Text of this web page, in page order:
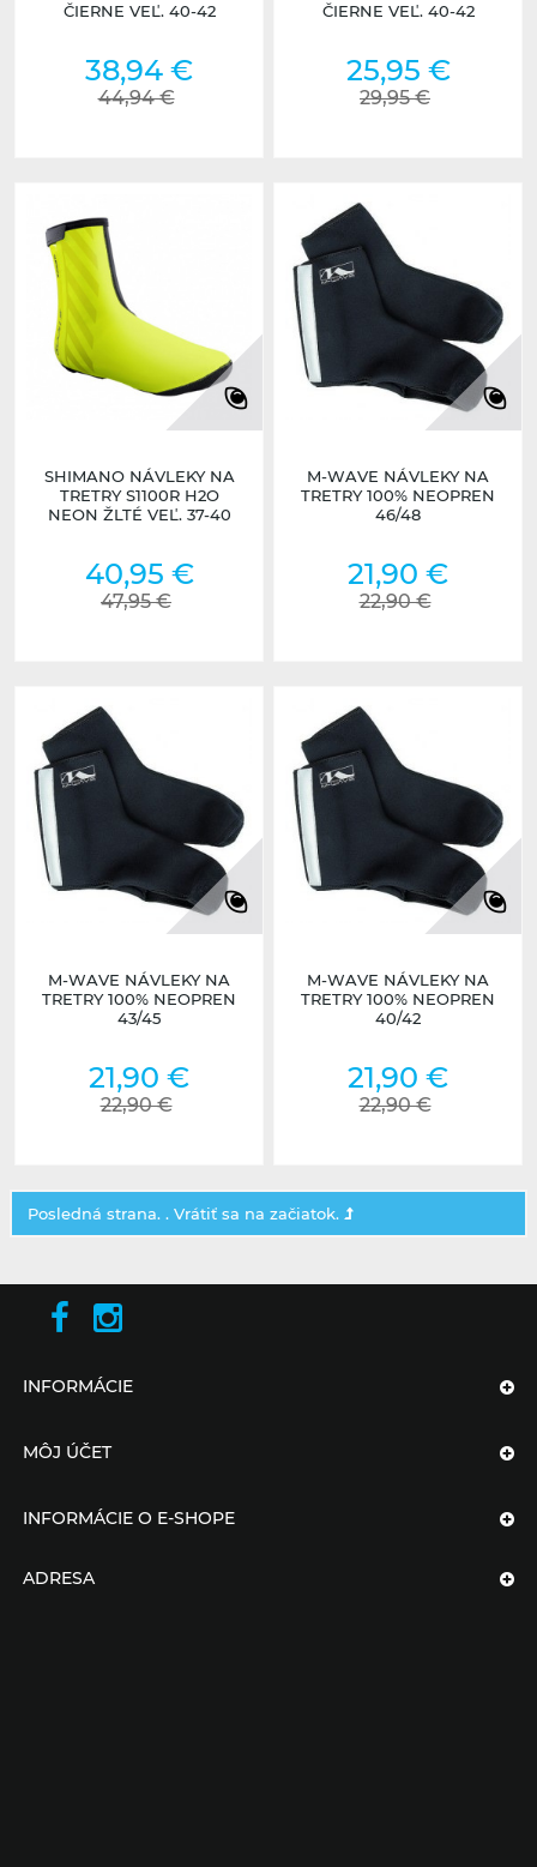
ČIERNE VEĽ. 40-42
38,94 €
44,94 €
ČIERNE VEĽ. 40-42
25,95 €
29,95 €
SHIMANO NÁVLEKY NA
TRETRY S1100R H2O
NEON ŽLTÉ VEĽ. 37-40
40,95 €
47,95 €
M-WAVE NÁVLEKY NA
TRETRY 100% NEOPREN
46/48
21,90 €
22,90 €
M-WAVE NÁVLEKY NA
TRETRY 100% NEOPREN
43/45
21,90 €
22,90 €
M-WAVE NÁVLEKY NA
TRETRY 100% NEOPREN
40/42
21,90 €
22,90 €
Posledná strana. . Vrátiť sa na začiatok.
INFORMÁCIE
MÔJ ÚČET
INFORMÁCIE O E-SHOPE
ADRESA